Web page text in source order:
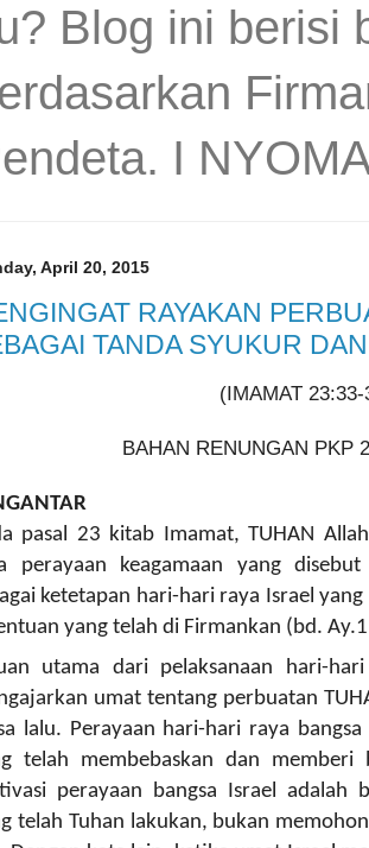
Blog ini berisi
I
April 20, 2015
RAYAKAN
TANDA SYUKUR
(IMAMAT 23:33-
BAHAN RENUNGAN PKP
pasal 23 kitab Imamat, TUHAN
perayaan keagamaan yang
ketetapan hari-hari raya Israel
yang telah di Firmankan (bd.
utama dari pelaksanaan hari-
umat tentang perbuatan
lalu. Perayaan hari-hari raya
telah membebaskan dan memberi
perayaan bangsa Israel adalah
telah Tuhan lakukan, bukan